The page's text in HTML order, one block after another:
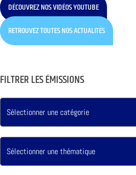
DÉCOUVREZ NOS VIDÉOS YOUTUBE
RETROUVEZ TOUTES NOS ACTUALITÉS
FILTRER LES ÉMISSIONS